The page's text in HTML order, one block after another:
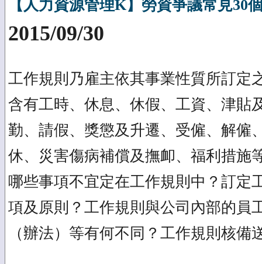
【人力資源管理K】勞資爭議常見30
2015/09/30
工作規則乃雇主依其事業性質所訂定
含有工時、休息、休假、工資、津貼
勤、請假、獎懲及升遷、受僱、解僱
休、災害傷病補償及撫卹、福利措施
哪些事項不宜定在工作規則中？訂定
項及原則？工作規則與公司內部的員
（辦法）等有何不同？工作規則核備